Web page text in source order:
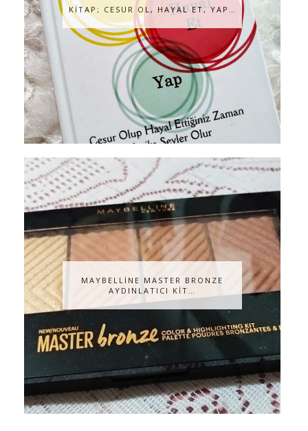
KİTAP; CESUR OL, HAYAL ET, YAP…
MAYBELLİNE MASTER BRONZE
AYDINLATICI KİT…